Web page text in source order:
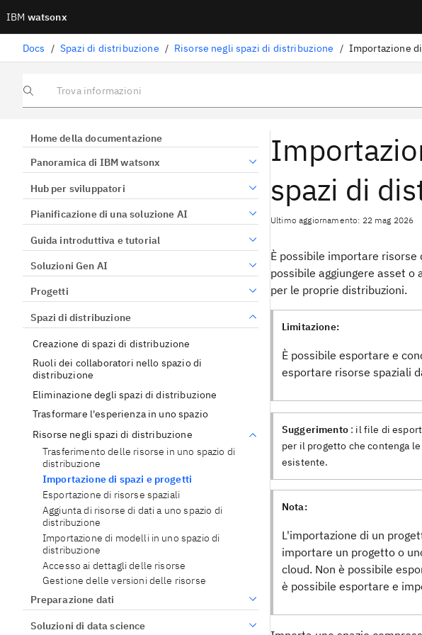
IBM watsonx
Docs / Spazi di distribuzione / Risorse negli spazi di distribuzione / Importazione
Trova informazioni
Home della documentazione
Panoramica di IBM watsonx
Hub per sviluppatori
Pianificazione di una soluzione AI
Guida introduttiva e tutorial
Soluzioni Gen AI
Progetti
Spazi di distribuzione
Creazione di spazi di distribuzione
Ruoli dei collaboratori nello spazio di
distribuzione
Eliminazione degli spazi di distribuzione
Trasformare l'esperienza in uno spazio
Risorse negli spazi di distribuzione
Trasferimento delle risorse in uno spazio di
distribuzione
Importazione di spazi e progetti
Esportazione di risorse spaziali
Aggiunta di risorse di dati a uno spazio di
distribuzione
Importazione di modelli in uno spazio di
distribuzione
Accesso ai dettagli delle risorse
Gestione delle versioni delle risorse
Preparazione dati
Soluzioni di data science
spazi di
Ultimo aggiornamento: 22 mag 2026
È possibile importare risorse
possibile aggiungere asset
per le proprie distribuzioni.
Limitazione:
È possibile esportare e
esportare risorse spaziali
Suggerimento: il file di
per il progetto che contenga
esistente.
Nota:
L'importazione di un
importare un progetto o
cloud. Non è possibile
è possibile esportare e